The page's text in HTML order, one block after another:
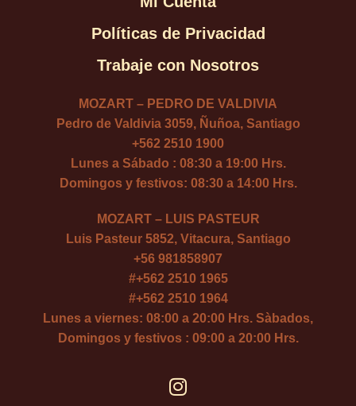
Políticas de Privacidad
Trabaje con Nosotros
MOZART – PEDRO DE VALDIVIA
Pedro de Valdivia 3059, Ñuñoa, Santiago
+562 2510 1900
Lunes a Sábado : 08:30 a 19:00 Hrs.
Domingos y festivos: 08:30 a 14:00 Hrs.
MOZART – LUIS PASTEUR
Luis Pasteur 5852, Vitacura, Santiago
+56 981858907
#+562 2510 1965
#+562 2510 1964
Lunes a viernes: 08:00 a 20:00 Hrs. Sàbados,
Domingos y festivos : 09:00 a 20:00 Hrs.